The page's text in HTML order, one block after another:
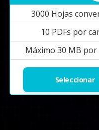
3000 Hojas
10 PDFs por
Máximo 30 MB
Seleccionar